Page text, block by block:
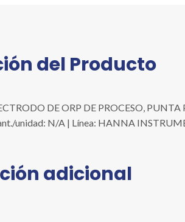
del Producto
DE ORP DE PROCESO,
unidad: N/A | Línea: HANNA
adicional